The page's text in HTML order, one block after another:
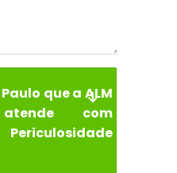
que a ALM
atende com